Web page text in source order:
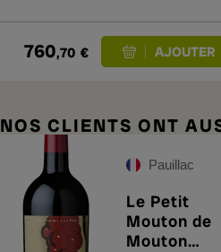
760,70 €
NOS CLIENTS ONT
Pauillac
Le Petit
Mouton de
Mouton